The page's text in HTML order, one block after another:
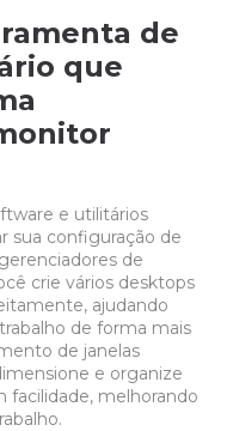
de
que
e utilitários
sua configuração de
de
crie vários desktops
ajudando
de forma mais
de janelas
e organize
facilidade, melhorando